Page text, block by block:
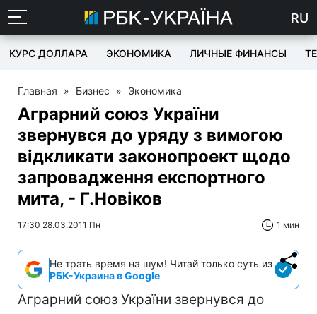
RU
КУРС ДОЛЛАРА ЭКОНОМИКА ЛИЧНЫЕ ФИНАНСЫ
Главная » Бизнес » Экономика
Аграрний союз України
звернувся до уряду з вимогою
відкликати законопроект щодо
запровадження експортного
мита, - Г.Новіков
17:30 28.03.2011 Пн 1 мин
Не трать время на шум! Читай только суть из
РБК-Украина в Google
Аграрний союз України звернувся до